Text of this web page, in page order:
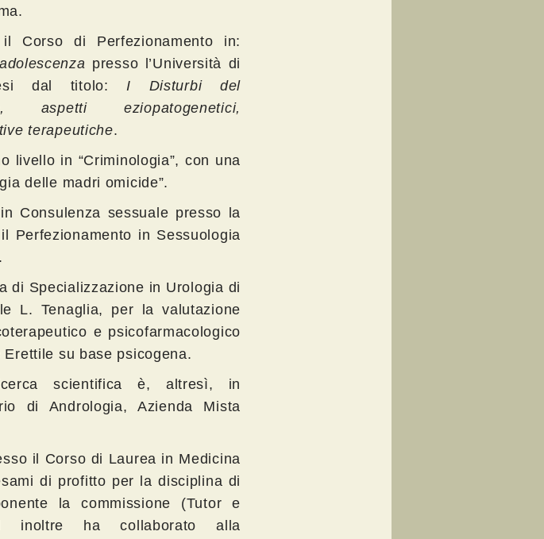
Corso di Perfezionamento in:
adolescenza presso l’Università di
tesi dal titolo:I Disturbi del
aspetti eziopatogenetici,
terapeutiche.
livello in “Criminologia”, con una
delle madri omicide”.
Consulenza sessuale presso la
Perfezionamento in Sessuologia
di Specializzazione in Urologia di
L. Tenaglia, per la valutazione
e psicofarmacologico
su base psicogena.
scientifica è, altresì, in
di Andrologia, Azienda Mista
il Corso di Laurea in Medicina
di profitto per la disciplina di
la commissione (Tutor e
inoltre ha collaborato alla